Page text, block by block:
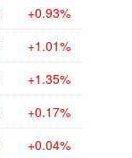
+0.93%
+1.01%
+1.35%
+0.17%
+0.04%